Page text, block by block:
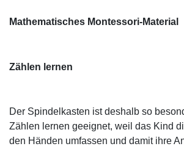
Mathematisches Montessori-Material
Zählen lernen
Der Spindelkasten ist deshalb so
Zählen lernen geeignet, weil das Kind
den Händen umfassen und damit ihre